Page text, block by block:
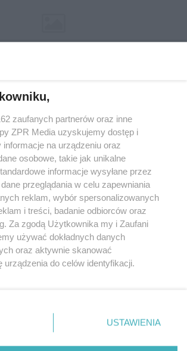
w serwisie nie może być powielany i
dalej rozpowszechniany w jakikolwiek sposób (w
lub mechaniczny) na jakimkolwiek polu
formie, włącznie z umieszczaniem w
zgody właściciela praw. Jakiekolwiek użycie lub
w całości lub w części z naruszeniem prawa,
jest zabronione pod groźbą kary i może być
© 2026 Grupa ZPR Media
zaufanych partnerów oraz inne
ZPR Media uzyskujemy dostęp i
informacje na urządzeniu oraz
osobowe, takie jak unikalne
informacje wysyłane przez
przeglądania w celu zapewniania
reklam, wybór spersonalizowanych
i treści, badanie odbiorców oraz
Za zgodą Użytkownika my i Zaufani
używać dokładnych danych
oraz aktywnie skanować
do celów identyfikacji.
klikając przycisk ustawień prywatności
lewym dolnym rogu strony
danych nie wymagają zgody
USTAWIENIA